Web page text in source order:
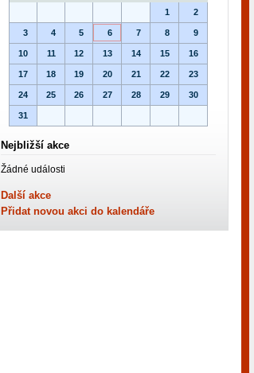
1
2
3 4 5 6 7 8 9
10 11 12 13 14 15 16
17 18 19 20 21 22 23
24 25 26 27 28 29 30
31
Nejbližší akce
Žádné události
Další akce
Přidat novou akci do kalendáře